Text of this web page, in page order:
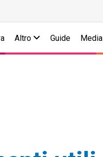
Altro Guide Media